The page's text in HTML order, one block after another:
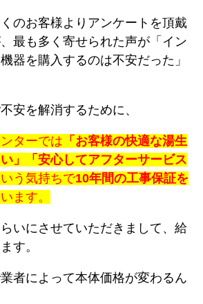
のお客様よりアンケートを頂戴
最も多く寄せられた声が「イン
器を購入するのは不安だった」
安を解消するために、
ターでは 「お客様の快適な湯生
」「安心してアフターサービス
いう気持ちで10年間の工事保証を
ます。
いにさせていただきまして、給
す。
者によって本体価格が変わるん